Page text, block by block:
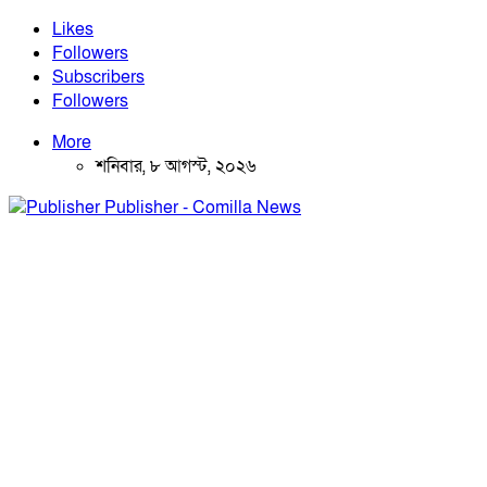
Likes
Followers
Subscribers
Followers
More
শনিবার, ৮ আগস্ট, ২০২৬
Publisher - Comilla News